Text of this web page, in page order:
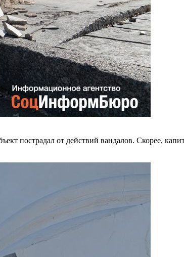
пострадал от действий вандалов. Скорее,